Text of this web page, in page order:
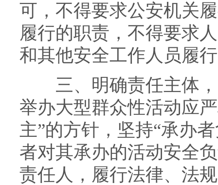
可，不得要求公安机关
履行的职责，不得要求
和其他安全工作人员履
三、明确责任主体，
举办大型群众性活动应
主”的方针，坚持“承办
者对其承办的活动安全
责任人，履行法律、法